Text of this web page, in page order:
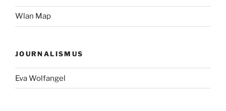
Wlan Map
JOURNALISMUS
Eva Wolfangel